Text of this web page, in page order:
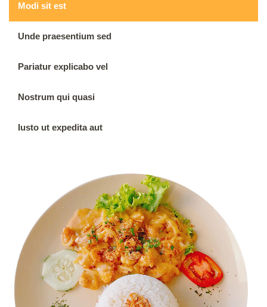
Modi sit est
Unde praesentium sed
Pariatur explicabo vel
Nostrum qui quasi
Iusto ut expedita aut